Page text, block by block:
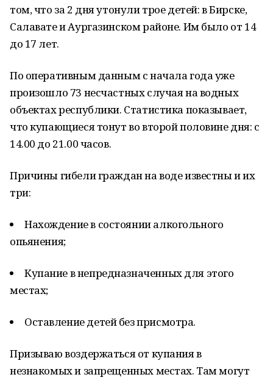
том, что за 2 дня утонули трое детей: в Бирске,
Салавате и Аургазинском районе. Им было от 14
до 17 лет.
По оперативным данным с начала года уже
произошло 73 несчастных случая на водных
объектах республики. Статистика показывает,
что купающиеся тонут во второй половине дня: с
14.00 до 21.00 часов.
Причины гибели граждан на воде известны и их
три:
Нахождение в состоянии алкогольного
опьянения;
Купание в непредназначенных для этого
местах;
Оставление детей без присмотра.
Призываю воздержаться от купания в
незнакомых и запрещенных местах. Там могут